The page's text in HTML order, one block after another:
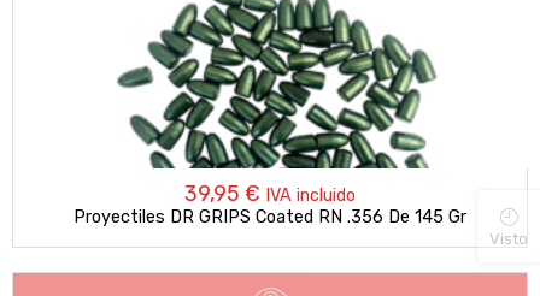
39,95 € IVA incluido
Proyectiles DR GRIPS Coated RN .356 De 145 Gr
Visto